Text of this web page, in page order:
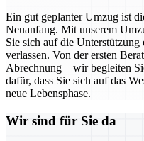
Ein gut geplanter Umzug ist
Neuanfang. Mit unserem
Sie sich auf die Unterstützung
verlassen. Von der ersten
Abrechnung – wir begleiten
dafür, dass Sie sich auf das
neue Lebensphase.
Wir sind für Sie da